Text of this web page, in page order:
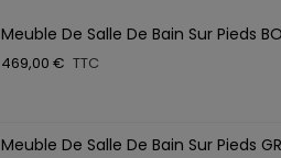
Meuble De Salle De Bain Sur Pieds
469,00 € TTC
Meuble De Salle De Bain Sur Pieds